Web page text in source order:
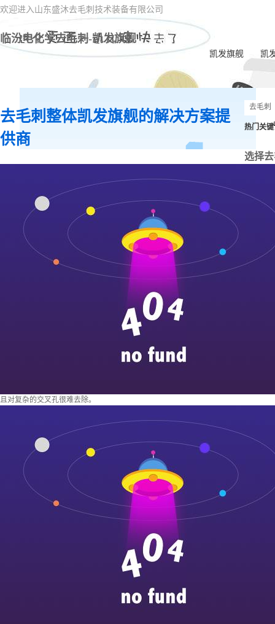
欢迎进入山东盛沐去毛刺技术装备有限公司
临汾电化学去毛刺-凯发旗舰
凯发旗舰 凯
去毛刺整体凯发旗舰的解决方案提
供商
热门关
选择
且对复杂的交叉孔很难去除。